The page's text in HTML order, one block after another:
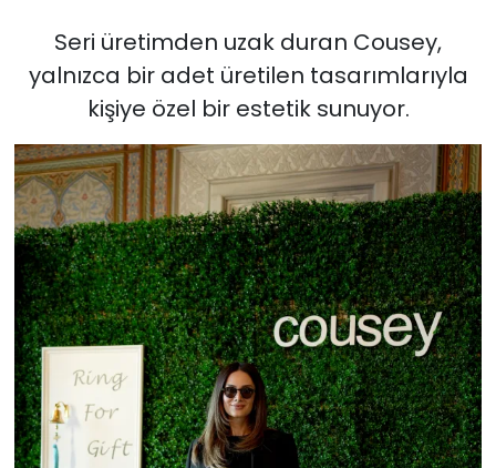
Seri üretimden uzak duran Cousey,
yalnızca bir adet üretilen tasarımlarıyla
kişiye özel bir estetik sunuyor.